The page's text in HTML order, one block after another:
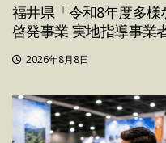
福井県「令和8年度多
啓発事業 実地指導事業
2026年8月8日